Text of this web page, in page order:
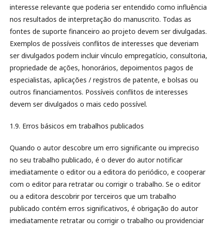
interesse relevante que poderia ser entendido como influência
nos resultados de interpretação do manuscrito. Todas as
fontes de suporte financeiro ao projeto devem ser divulgadas.
Exemplos de possíveis conflitos de interesses que deveriam
ser divulgados podem incluir vínculo empregatício, consultoria,
propriedade de ações, honorários, depoimentos pagos de
especialistas, aplicações / registros de patente, e bolsas ou
outros financiamentos. Possíveis conflitos de interesses
devem ser divulgados o mais cedo possível.
1.9. Erros básicos em trabalhos publicados
Quando o autor descobre um erro significante ou impreciso
no seu trabalho publicado, é o dever do autor notificar
imediatamente o editor ou a editora do periódico, e cooperar
com o editor para retratar ou corrigir o trabalho. Se o editor
ou a editora descobrir por terceiros que um trabalho
publicado contém erros significativos, é obrigação do autor
imediatamente retratar ou corrigir o trabalho ou providenciar